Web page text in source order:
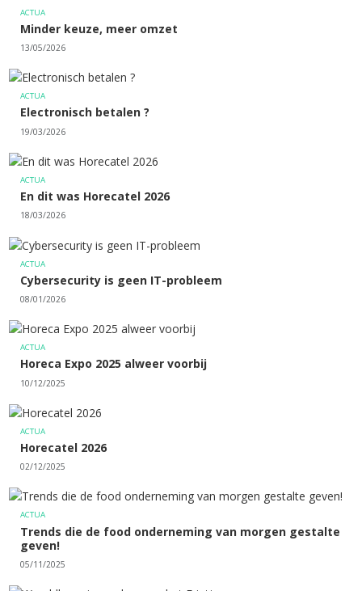
ACTUA
Minder keuze, meer omzet
13/05/2026
ACTUA
Electronisch betalen ?
19/03/2026
ACTUA
En dit was Horecatel 2026
18/03/2026
ACTUA
Cybersecurity is geen IT-probleem
08/01/2026
ACTUA
Horeca Expo 2025 alweer voorbij
10/12/2025
ACTUA
Horecatel 2026
02/12/2025
ACTUA
Trends die de food onderneming van morgen gestalte
geven!
05/11/2025